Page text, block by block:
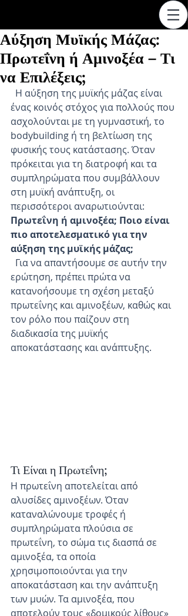
Αύξηση Μυϊκής Μάζας:
Πρωτεΐνη ή Αμινοξέα – Τι
να Επιλέξεις;
ένας κοινός στόχος για πολλούς που
ασχολούνται με τη γυμναστική, το
bodybuilding ή τη βελτίωση της
φυσικής τους κατάστασης. Όταν
πρόκειται για τη διατροφή και τα
συμπληρώματα που συμβάλλουν
στη μυϊκή ανάπτυξη, οι
περισσότεροι αναρωτιούνται:
Πρωτεΐνη ή αμινοξέα; Ποιο είναι
πιο αποτελεσματικό για την
αύξηση της μυϊκής μάζας;
ερώτηση, πρέπει πρώτα να
κατανοήσουμε τη σχέση μεταξύ
πρωτεΐνης και αμινοξέων, καθώς και
τον ρόλο που παίζουν στη
διαδικασία της μυϊκής
αποκατάστασης και ανάπτυξης.
Τι Είναι η Πρωτεΐνη;
Η πρωτεΐνη αποτελείται από
αλυσίδες αμινοξέων. Όταν
καταναλώνουμε τροφές ή
συμπληρώματα πλούσια σε
πρωτεΐνη, το σώμα τις διασπά σε
αμινοξέα, τα οποία
χρησιμοποιούνται για την
αποκατάσταση και την ανάπτυξη
των μυών. Τα αμινοξέα, που
αποτελούν τους «δομικούς λίθους»